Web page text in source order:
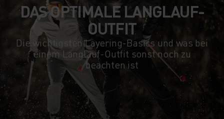
DAS OPTIMALE LANGLAUF-
OUTFIT
Die wichtigsten Layering-Basics und was bei
einem Langlauf-Outfit sonst noch zu
beachten ist